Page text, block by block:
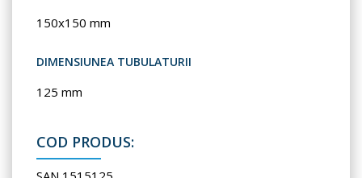
150x150 mm
DIMENSIUNEA TUBULATURII
125 mm
COD PRODUS: